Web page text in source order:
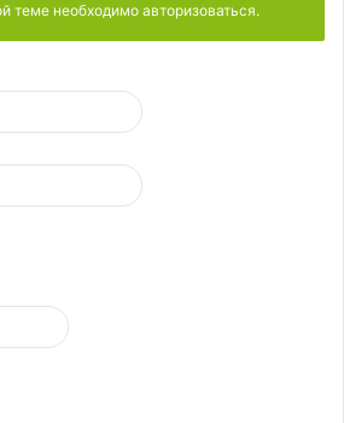
теме необходимо авторизоваться.